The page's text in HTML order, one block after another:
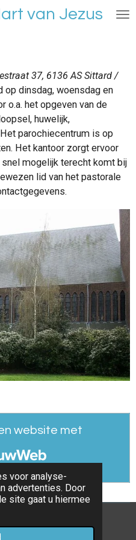
voor analyse-
advertenties. Door
site gaat u hiermee
van Jezus
37, 6136 AS Sittard /
op dinsdag, woensdag en
o.a. het opgeven van de
huwelijk,
parochiecentrum is op
Het kantoor zorgt ervoor
mogelijk terecht komt bij
lid van het pastorale
website met